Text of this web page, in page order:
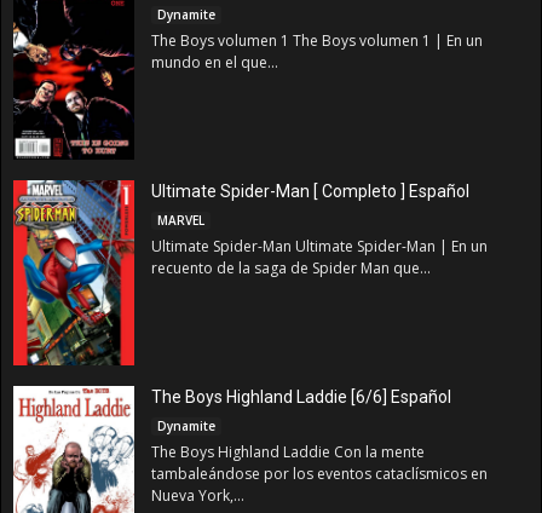
Dynamite
The Boys volumen 1 The Boys volumen 1 | En un
mundo en el que...
Ultimate Spider-Man [ Completo ] Español
MARVEL
Ultimate Spider-Man Ultimate Spider-Man | En un
recuento de la saga de Spider Man que...
The Boys Highland Laddie [6/6] Español
Dynamite
The Boys Highland Laddie Con la mente
tambaleándose por los eventos cataclísmicos en
Nueva York,...